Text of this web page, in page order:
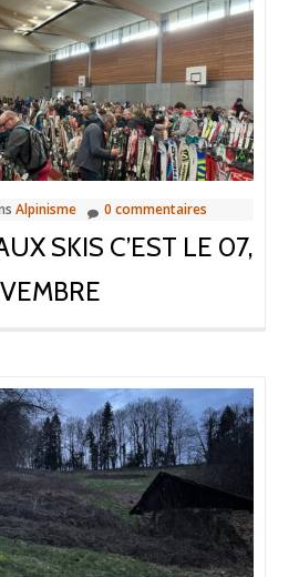
de
saison
pour
le
trail
Alpinisme 0 commentaires
SKIS C’EST LE 07,